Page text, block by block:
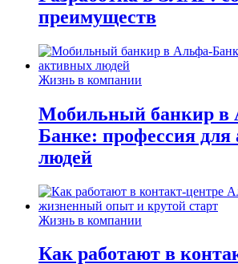
преимуществ
Жизнь в компании
Мобильный банкир в
Банке: профессия
людей
Жизнь в компании
Как работают в